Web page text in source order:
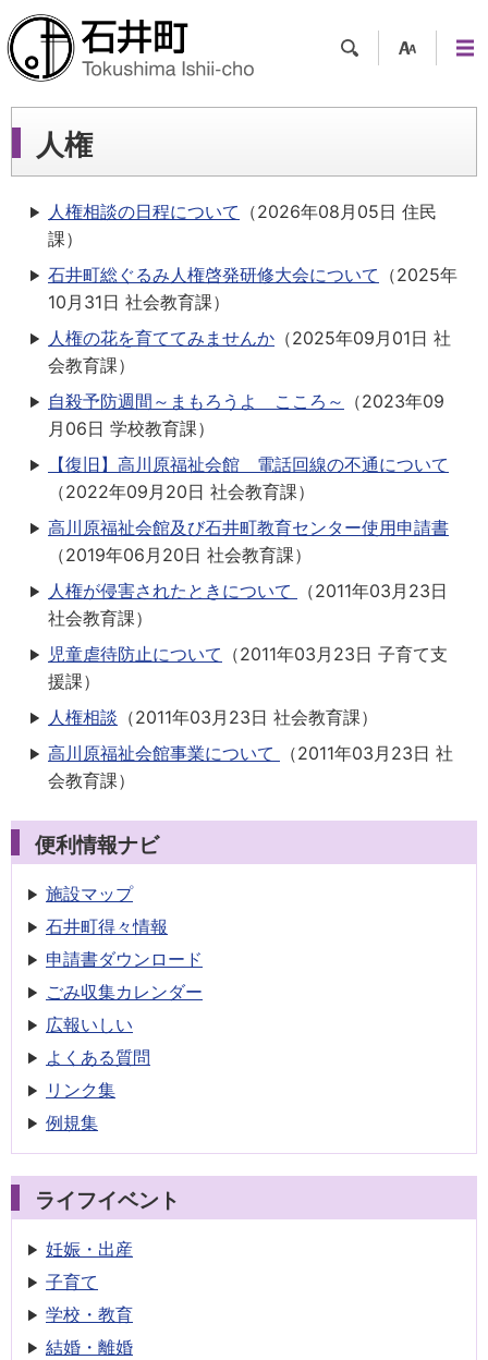
ツー
ュー
人権
人権相談の日程について （2026年08月05日 住民
課）
石井町総ぐるみ人権啓発研修大会について （2025年
10月31日 社会教育課）
人権の花を育ててみませんか （2025年09月01日 社
会教育課）
自殺予防週間～まもろうよ こころ～
（2023年09
月06日 学校教育課）
【復旧】高川原福祉会館 電話回線の不通について
（2022年09月20日 社会教育課）
高川原福祉会館及び石井町教育センター使用申請書
（2019年06月20日 社会教育課）
人権が侵害されたときについて
（2011年03月23日
社会教育課）
児童虐待防止について （2011年03月23日 子育て支
援課）
人権相談 （2011年03月23日 社会教育課）
高川原福祉会館事業について
（2011年03月23日 社
会教育課）
便利情報ナビ
施設マップ
石井町得々情報
申請書ダウンロード
ごみ収集カレンダー
広報いしい
よくある質問
リンク集
例規集
ライフイベント
妊娠・出産
子育て
学校・教育
結婚・離婚